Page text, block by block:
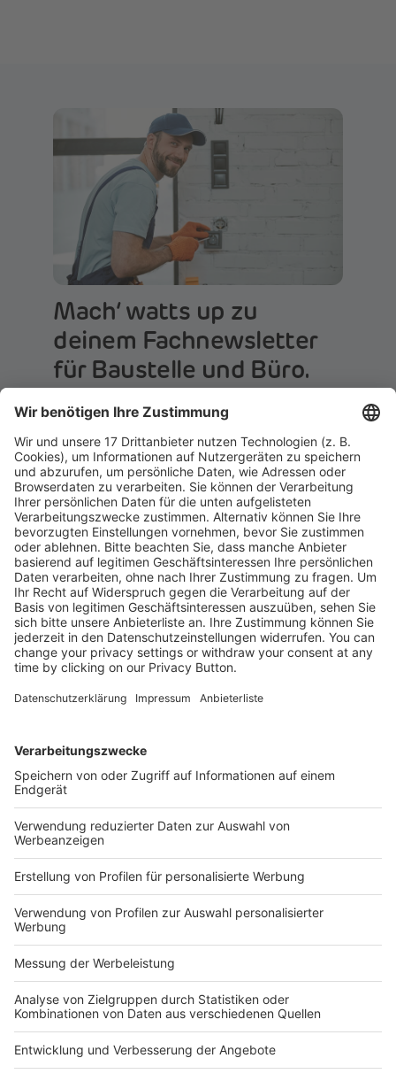
Mach‘ watts up zu
deinem Fachnewsletter
für Baustelle und Büro.
Einfach beitreten:
Ja, ich möchte von Holzmann Medien GmbH &
Co. KG auf meine Interessen zugeschnittene
Inhalte über deren Produkte und
Datenschutzerklärung für Newsletter
gelesen und akzeptiere diese.
Anmelden
* Pflichtfeld